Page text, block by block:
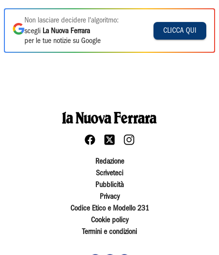
Non lasciare decidere l'algoritmo:
scegli La Nuova Ferrara
per le tue notizie su Google
CLICCA QUI
Redazione
Scriveteci
Pubblicità
Privacy
Codice Etico e Modello 231
Cookie policy
Termini e condizioni